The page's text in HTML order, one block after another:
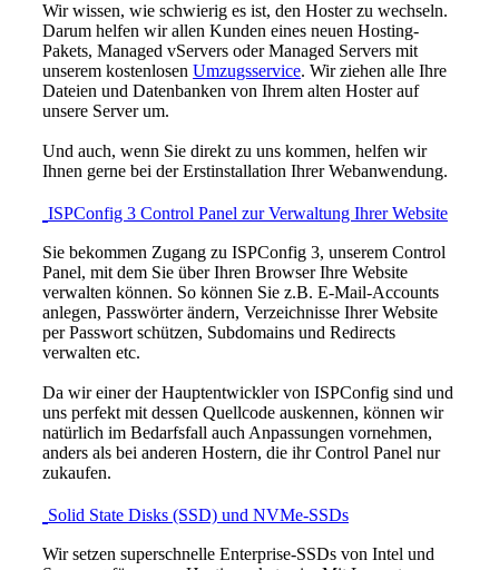
Wir wissen, wie schwierig es ist, den Hoster zu wechseln.
Darum helfen wir allen Kunden eines neuen Hosting-
Pakets, Managed vServers oder Managed Servers mit
unserem kostenlosen Umzugsservice. Wir ziehen alle Ihre
Dateien und Datenbanken von Ihrem alten Hoster auf
unsere Server um.
Und auch, wenn Sie direkt zu uns kommen, helfen wir
Ihnen gerne bei der Erstinstallation Ihrer Webanwendung.
ISPConfig 3 Control Panel zur Verwaltung Ihrer Website
Sie bekommen Zugang zu ISPConfig 3, unserem Control
Panel, mit dem Sie über Ihren Browser Ihre Website
verwalten können. So können Sie z.B. E-Mail-Accounts
anlegen, Passwörter ändern, Verzeichnisse Ihrer Website
per Passwort schützen, Subdomains und Redirects
verwalten etc.
Da wir einer der Hauptentwickler von ISPConfig sind und
uns perfekt mit dessen Quellcode auskennen, können wir
natürlich im Bedarfsfall auch Anpassungen vornehmen,
anders als bei anderen Hostern, die ihr Control Panel nur
zukaufen.
Solid State Disks (SSD) und NVMe-SSDs
Wir setzen superschnelle Enterprise-SSDs von Intel und